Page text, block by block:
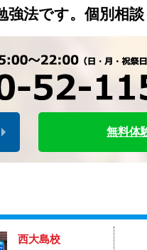
法です。個別相談
無料体
西大島校